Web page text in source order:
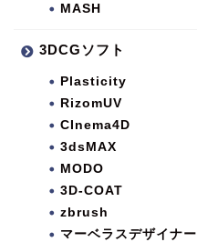
MASH
3DCGソフト
Plasticity
RizomUV
CInema4D
3dsMAX
MODO
3D-COAT
zbrush
マーベラスデザイナー